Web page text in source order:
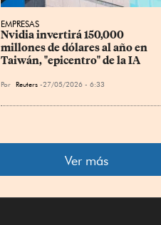
EMPRESAS
Nvidia invertirá 150,000
millones de dólares al año en
Taiwán, "epicentro" de la IA
Por Reuters 27/05/2026 - 6:33
Ver más